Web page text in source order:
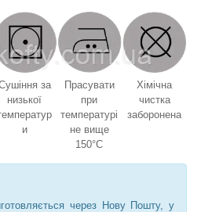
за
низької
и
Прасувати
при
температурі
не вище
150°C
Хімічна
чистка
заборонена
через Нову Пошту, у